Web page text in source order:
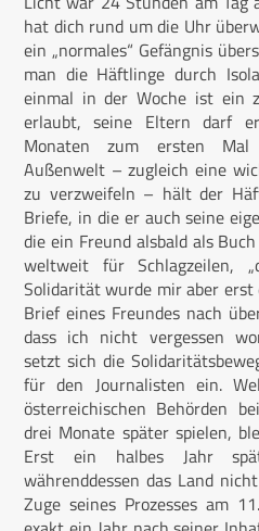
hat dich rund um die Uhr
ein „normales“ Gefängnis
man die Häftlinge durch
einmal in der Woche ist ein
erlaubt, seine Eltern darf
Monaten zum ersten
Außenwelt – zugleich eine
zu verzweifeln – hält der
Briefe, in die er auch seine
die ein Freund alsbald als
weltweit für Schlagzeilen,
Solidarität wurde mir aber erst
Brief eines Freundes nach
dass ich nicht vergessen
setzt sich die
für den Journalisten ein.
österreichischen Behörden
drei Monate später spielen,
Erst ein halbes Jahr
währenddessen das Land
Zuge seines Prozesses am